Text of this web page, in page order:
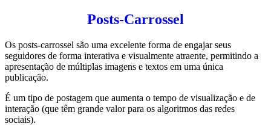
Posts-Carrossel
Os posts-carrossel são uma excelente forma de engajar seus
seguidores de forma interativa e visualmente atraente, permitindo a
apresentação de múltiplas imagens e textos em uma única
publicação.
É um tipo de postagem que aumenta o tempo de visualização e de
interação (que têm grande valor para os algoritmos das redes
sociais).